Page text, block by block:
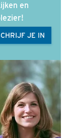
en
JE IN